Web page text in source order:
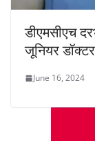
डीएमसीएच
जूनियर
June 16, 2024